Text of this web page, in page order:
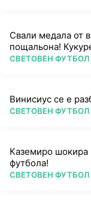
Свали медала от
пощальона!
ПОВЕЧЕ ОТ
СВЕТОВЕН ФУТБОЛ
Винисиус се е
ПОВЕЧЕ ОТ
СВЕТОВЕН ФУТБОЛ
Каземиро шокира
футбола!
ПОВЕЧЕ ОТ
СВЕТОВЕН ФУТБОЛ